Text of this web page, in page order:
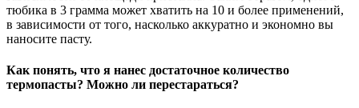
тюбика в 3 грамма может хватить на 10 и более применений,
в зависимости от того, насколько аккуратно и экономно вы
наносите пасту.
Как понять, что я нанес достаточное количество
термопасты? Можно ли перестараться?